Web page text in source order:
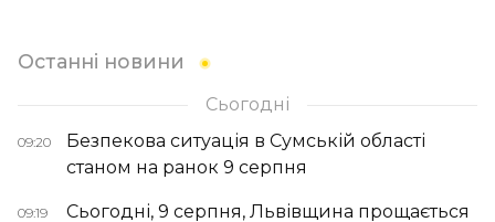
Останні новини
Сьогодні
09:20
Безпекова ситуація в Сумській області
станом на ранок 9 серпня
09:19 Сьогодні, 9 серпня, Львівщина прощається